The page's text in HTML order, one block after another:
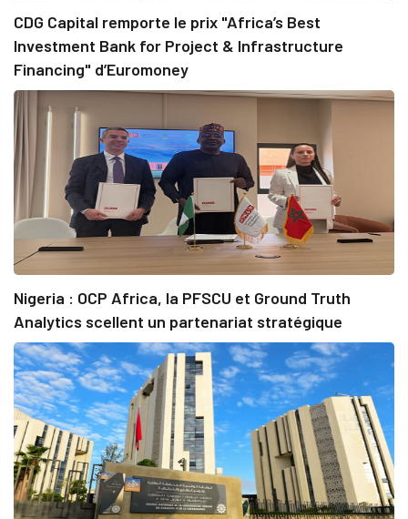
CDG Capital remporte le prix "Africa’s Best
Investment Bank for Project & Infrastructure
Financing" d’Euromoney
Nigeria : OCP Africa, la PFSCU et Ground Truth
Analytics scellent un partenariat stratégique